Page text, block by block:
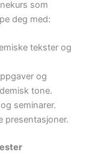
som
deg med:
tekster og
og
tone.
seminarer.
presentasjoner.